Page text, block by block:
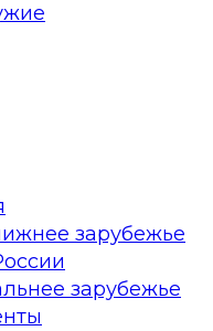
зарубежье
зарубежье